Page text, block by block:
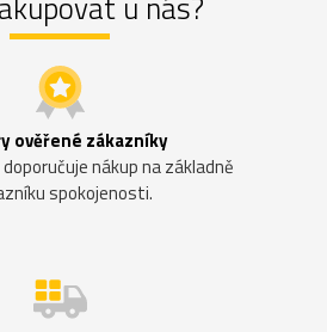
ověřené zákazníky
nákup na základně
spokojenosti.